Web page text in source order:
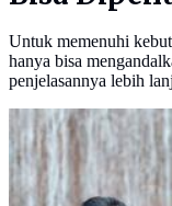
Untuk memenuhi
hanya bisa
penjelasannya lebih